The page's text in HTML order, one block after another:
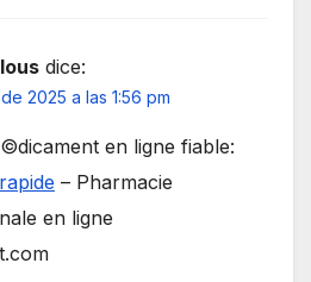
dice:
2025 a las 1:56 pm
en ligne fiable:
– Pharmacie
en ligne